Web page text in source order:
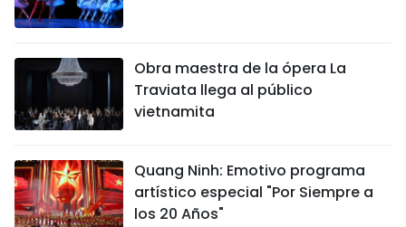
Obra maestra de la ópera La
Traviata llega al público
vietnamita
Quang Ninh: Emotivo programa
artístico especial "Por Siempre a
los 20 Años"